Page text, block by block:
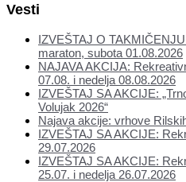
Vesti
IZVEŠTAJ O
maraton, subota 01.08.2026
NAJAVA AKCIJA:
07.08. i nedelja 08.08.2026
IZVEŠTAJ SA AKCIJE:
Volujak 2026“
Najava akcije: vrhove
IZVEŠTAJ SA AKCIJE:
29.07.2026
IZVEŠTAJ SA AKCIJE:
25.07. i nedelja 26.07.2026